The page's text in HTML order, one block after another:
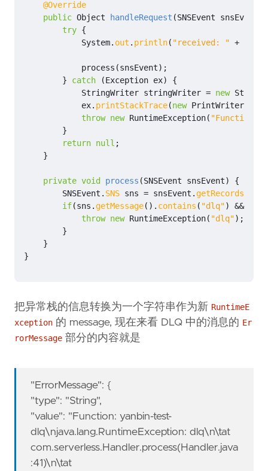
@Override
public Object handleRequest (SNSEvent snsEvent
try {
System. out . println( "received: " +
process (snsEvent);
}
catch (Exception ex)
{
StringWriter stringWriter = new
ex. printStackTrace(new PrintWriter
throw new RuntimeException( "Function: "
}
return null ;
}
private void process (SNSEvent snsEvent)
{
SNSEvent . SNS sns = snsEvent .getRecords
if(sns .getMessage(). contains ( "dlq") &&
throw new RuntimeException( "dlq");
}
}
}
把异常栈的信息转换为一个字符串作为新 RuntimeE
xception 的 message, 现在来看 DLQ 中的消息的 Er
rorMessage 部分的内容就是
"ErrorMessage": {
"type": "String",
"value": "Function: yanbin-test-
dlq\njava.lang.RuntimeException: dlq\n\tat
com.serverless.Handler.process(Handler.java
:41)\n\tat